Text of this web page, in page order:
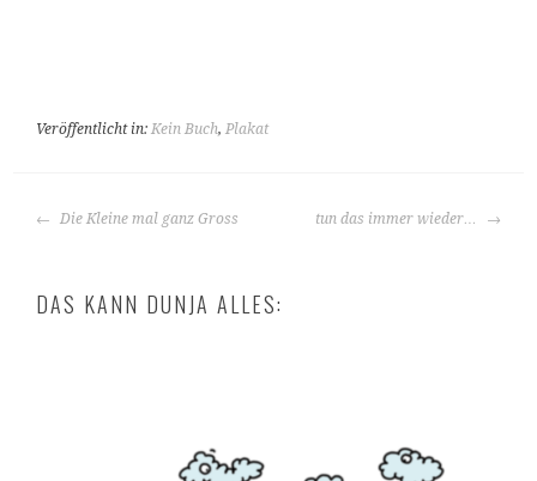
Veröffentlicht in:Kein Buch,Plakat
BEITRAGS-
Die Kleine mal ganz Gross tun das immer wieder…
DAS KANN DUNJA ALLES: